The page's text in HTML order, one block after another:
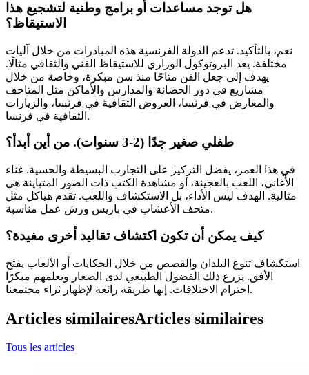
هل توجد مساعدات أو برامج وطنية لتشجيع هذا
الاستيقاظ؟
نعم، بالتأكيد. تدعم الدولة الفرنسية هذه المبادرات من خلال آليات
مختلفة. يعد البروتوكول الوزاري للاستيقاظ الفني والثقافي مثالًا.
يهدف إلى جعل الفن متاحًا منذ سن مبكرة، وخاصة من خلال
مشاريع في دور الحضانة والمدارس والأماكن مثل المتاحف
والمعارض في فرنسا، العروض الثقافية في فرنسا، والزيارات
الثقافية في فرنسا.
طفلي صغير جدًا (2-3 سنوات). من أين أبدأ؟
في هذا العمر، يفضل التركيز على التجارب البسيطة والحسية. غناء
الأغاني، اللعب بالعجينة، أو مشاهدة الكتب ذات الصور المتباينة هي
مثالية. الهدف ليس الأداء، بل الاستكشاف واللعب. تقدم هياكل مثل
متحف الأعشاب في باريس ورش عمل مناسبة.
كيف يمكن أن تكون اكتشاف تقاليد أخرى مفيدة؟
استكشاف تنوع البلدان والقصص من خلال الحكايات أو الألعاب يفتح
الأفق. يزرع ذلك الفضول الطبيعي لدى الصغار ويعلمهم مبكرًا
احترام الاختلافات. إنها طريقة رائعة لإظهار ثراء مجتمعنا.
Articles similairesArticles similaires
Tous les articles